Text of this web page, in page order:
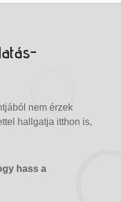
nem érzek
hallgatja itthon is,
hass a